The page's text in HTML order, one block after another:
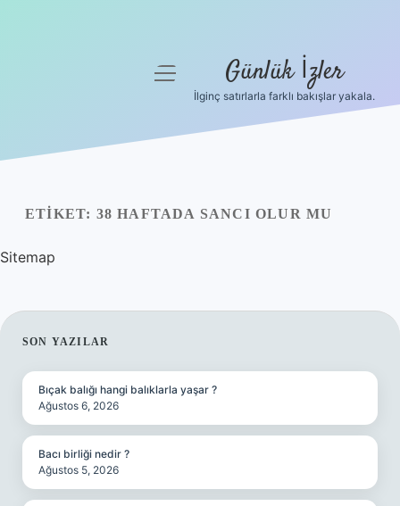
Yasal Uyarı
Hakkımızda
menüyü
Günlük İzler
İlginç satırlarla farklı bakışlar yakala.
ETIKET: 38 HAFTADA SANCI OLUR MU
Sitemap
SIDEBAR
SON YAZILAR
Bıçak balığı hangi balıklarla yaşar ?
Ağustos 6, 2026
Bacı birliği nedir ?
Ağustos 5, 2026